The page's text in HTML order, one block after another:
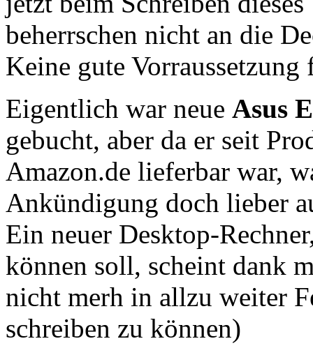
beherrschen nicht an die
Keine gute
Eigentlich war neue Asus
gebucht, aber da er seit
Amazon.de lieferbar war,
Ankündigung doch lieber
Ein neuer Desktop-
können soll, scheint dank
nicht merh in allzu weiter
schreiben zu können)